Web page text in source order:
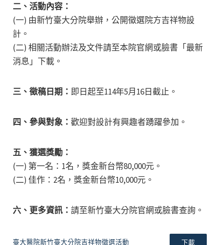
二、活動內容：
(一) 由新竹臺大分院舉辦，公開徵選院方吉祥物設
計。
(二) 相關活動辦法及文件請至本院官網或臉書「最新
消息」下載。
三、徵稿日期： 即日起至114年5月16日截止。
四、參與對象： 歡迎對設計有興趣者踴躍參加。
五、獲選獎勵：
(一) 第一名：1名，獎金新台幣80,000元。
(二) 佳作：2名，獎金新台幣10,000元。
六、更多資訊： 請至新竹臺大分院官網或臉書查詢。
臺大醫院新竹臺大分院吉祥物徵選活動 下載